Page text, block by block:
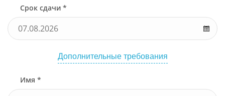
Срок сдачи *
Дополнительные требования
Имя *